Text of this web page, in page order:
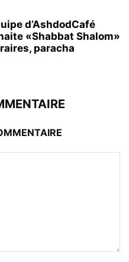
d’AshdodCafé
«Shabbat Shalom»
paracha